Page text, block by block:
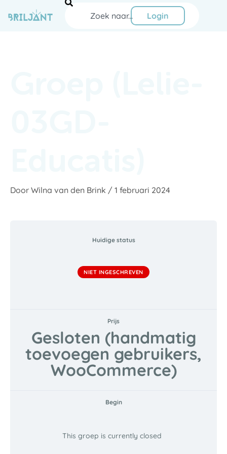
naar
Zoeken
Login
Door Wilna van den Brink / 1 februari 2024
Huidige status
NIET INGESCHREVEN
Prijs
Gesloten (handmatig
toevoegen gebruikers,
WooCommerce)
Begin
This groep is currently closed